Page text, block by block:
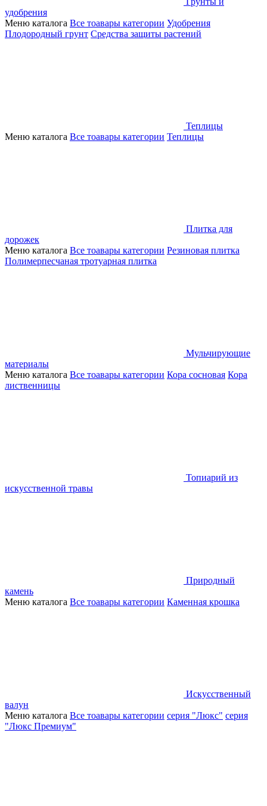
удобрения
Меню каталога Все тоавары категории Удобрения
Плодородный грунт Средства защиты растений
Теплицы
Меню каталога Все тоавары категории Теплицы
Плитка для
дорожек
Меню каталога Все тоавары категории Резиновая плитка
Полимерпесчаная тротуарная плитка
Мульчирующие
материалы
Меню каталога Все тоавары категории Кора сосновая Кора
лиственницы
Топиарий из
искусственной травы
Природный
камень
Меню каталога Все тоавары категории Каменная крошка
Искусственный
валун
Меню каталога Все тоавары категории серия "Люкс" серия
"Люкс Премиум"